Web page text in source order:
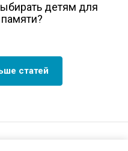
детям для
статей